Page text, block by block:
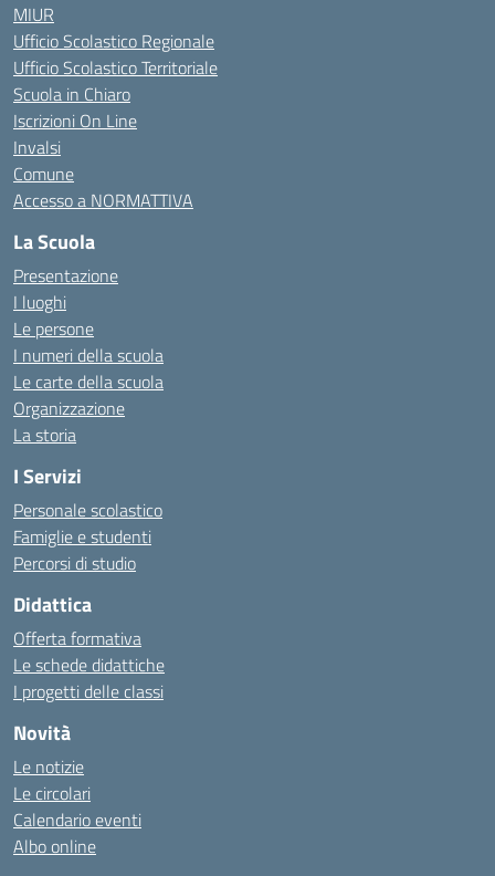
MIUR
Ufficio Scolastico Regionale
Ufficio Scolastico Territoriale
Scuola in Chiaro
Iscrizioni On Line
Invalsi
Comune
Accesso a NORMATTIVA
La Scuola
Presentazione
I luoghi
Le persone
I numeri della scuola
Le carte della scuola
Organizzazione
La storia
I Servizi
Personale scolastico
Famiglie e studenti
Percorsi di studio
Didattica
Offerta formativa
Le schede didattiche
I progetti delle classi
Novità
Le notizie
Le circolari
Calendario eventi
Albo online